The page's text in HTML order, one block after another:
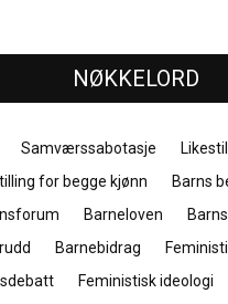
NØKKELORD
Samværssabotasje
for begge kjønn
Barns
Barneloven
Barnebidrag
Feministisk ideologi